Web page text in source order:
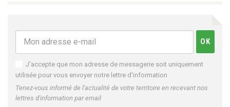
J'accepte que mon adresse de messagerie soit uniquement
utilisée pour vous envoyer notre lettre d'information
Tenez-vous informé de l'actualité de votre territoire en recevant nos
lettres d'information par email